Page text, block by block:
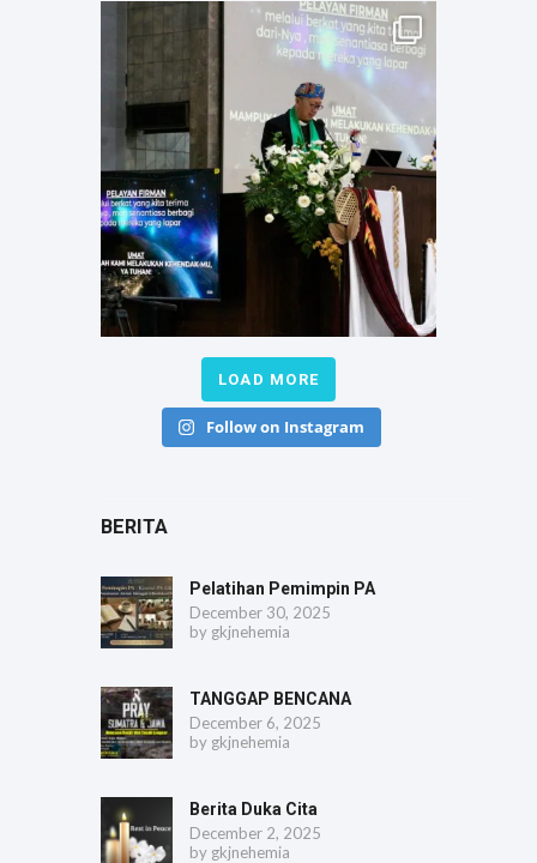
LOAD MORE
Follow on Instagram
BERITA
Pelatihan Pemimpin PA
December 30, 2025
by gkjnehemia
TANGGAP BENCANA
December 6, 2025
by gkjnehemia
Berita Duka Cita
December 2, 2025
by gkjnehemia